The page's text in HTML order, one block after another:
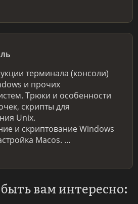
терминала (консоли)
и прочих
Трюки и особенности
скрипты для
Unix.
и скриптование Windows
Macos. …
вам интересно: